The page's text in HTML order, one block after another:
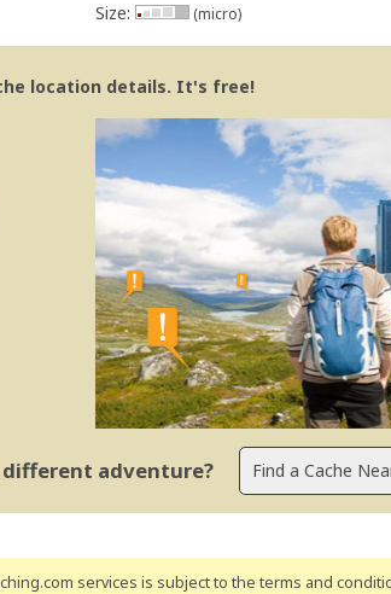
Size: (micro)
location details. It's free!
adventure?
services is subject to the terms and